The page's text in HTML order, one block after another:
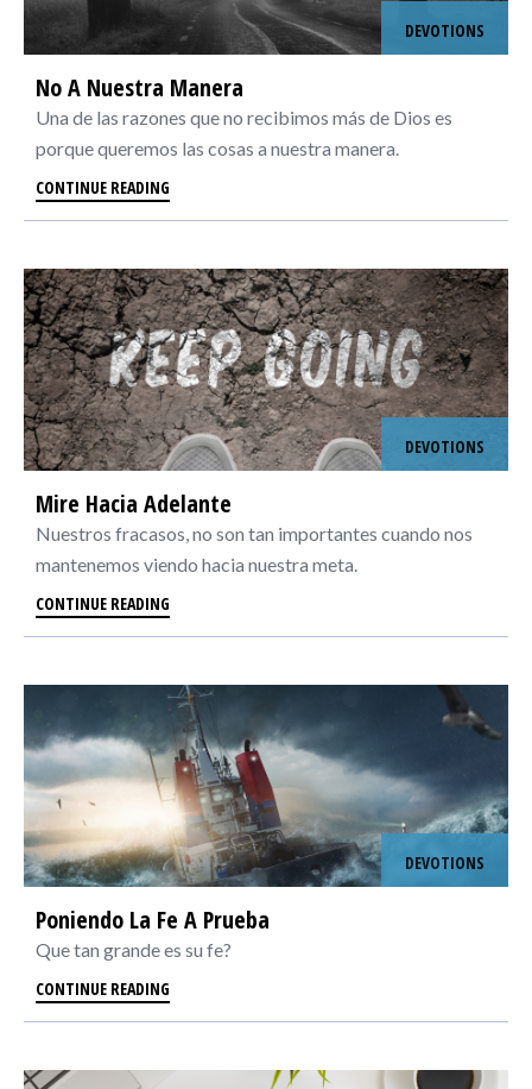
DEVOTIONS
No A Nuestra Manera
Una de las razones que no recibimos más de Dios es
porque queremos las cosas a nuestra manera.
CONTINUE READING
DEVOTIONS
Mire Hacia Adelante
Nuestros fracasos, no son tan importantes cuando nos
mantenemos viendo hacia nuestra meta.
CONTINUE READING
DEVOTIONS
Poniendo La Fe A Prueba
Que tan grande es su fe?
CONTINUE READING